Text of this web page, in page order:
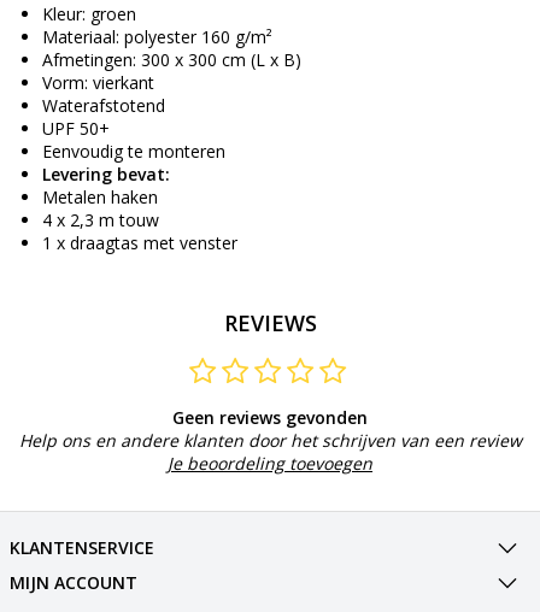
Kleur: groen
Materiaal: polyester 160 g/m²
Afmetingen: 300 x 300 cm (L x B)
Vorm: vierkant
Waterafstotend
UPF 50+
Eenvoudig te monteren
Levering bevat:
Metalen haken
4 x 2,3 m touw
1 x draagtas met venster
REVIEWS
Geen reviews gevonden
Help ons en andere klanten door het schrijven van een review
Je beoordeling toevoegen
KLANTENSERVICE
MIJN ACCOUNT